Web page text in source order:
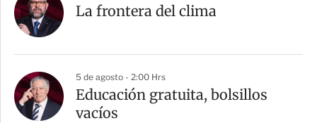
La frontera del clima
5 de agosto - 2:00 Hrs
Educación gratuita, bolsillos
vacíos